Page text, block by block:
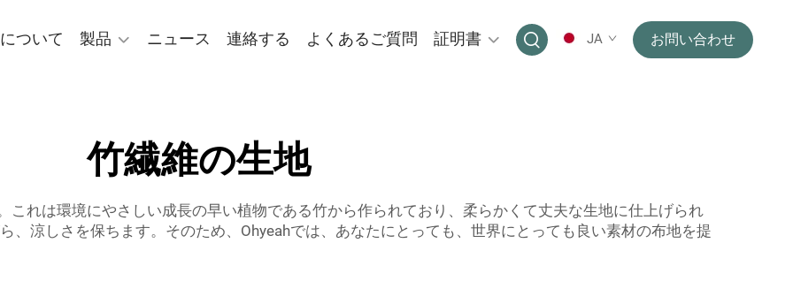
ついて 製品 ニュース 連絡する よくあるご質問 証明書 JA お問い合わせ
竹繊維の生地
これは環境にやさしい成長の早い植物である竹から作られており、柔らかくて丈夫な生地に仕上げられ
、涼しさを保ちます。そのため、Ohyeahでは、あなたにとっても、世界にとっても良い素材の布地を提